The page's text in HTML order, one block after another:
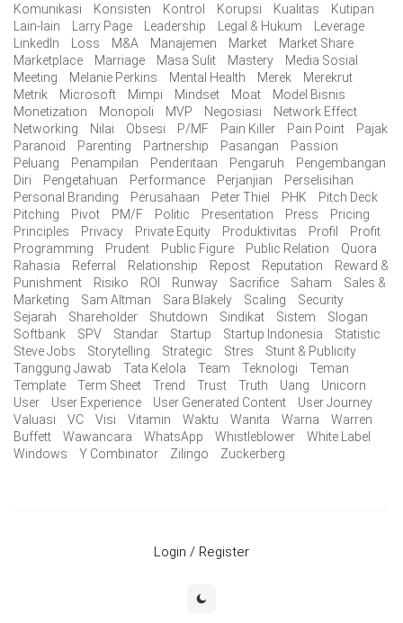
Komunikasi
Konsisten Kontrol Korupsi Kualitas
Kutipan
Lain-lain
Larry Page Leadership Legal & Hukum
Leverage
LinkedIn
Loss M&A Manajemen Market
Market Share
Marketplace
Marriage Masa Sulit Mastery
Media Sosial
Meeting
Melanie Perkins Mental Health Merek
Merekrut
Metrik
Microsoft Mimpi Mindset Moat
Model Bisnis
Monetization
Monopoli MVP Negosiasi
Network Effect
Networking
Nilai Obsesi P/MF Pain Killer Pain Point
Pajak
Paranoid
Parenting Partnership Pasangan
Passion
Peluang
Penampilan Penderitaan Pengaruh
Pengembangan
Diri
Pengetahuan Performance Perjanjian
Perselisihan
Personal Branding
Perusahaan Peter Thiel PHK
Pitch Deck
Pitching
Pivot PM/F Politic Presentation Press
Pricing
Principles
Privacy Private Equity Produktivitas Profil
Profit
Programming
Prudent Public Figure Public Relation
Quora
Rahasia
Referral Relationship Repost Reputation
Reward &
Punishment
Risiko ROI Runway Sacrifice Saham
Sales &
Marketing
Sam Altman Sara Blakely Scaling
Security
Sejarah
Shareholder Shutdown Sindikat Sistem
Slogan
Softbank
SPV Standar Startup Startup Indonesia
Statistic
Steve Jobs
Storytelling Strategic Stres
Stunt & Publicity
Tanggung Jawab
Tata Kelola Team Teknologi
Teman
Template
Term Sheet Trend Trust Truth Uang
Unicorn
User
User Experience User Generated Content
User Journey
Valuasi
VC Visi Vitamin Waktu Wanita Warna
Warren
Buffett
Wawancara WhatsApp Whistleblower
White Label
Windows
Y Combinator Zilingo Zuckerberg
Login / Register